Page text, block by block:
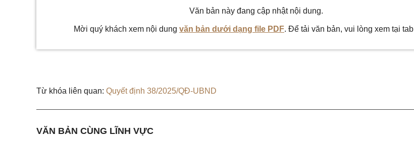
Văn bản này đang cập nhật nội dung.
Mời quý khách xem nội dung văn bản dưới dạng file PDF. Để tải văn bản, vui lòng xem tại tab
Từ khóa liên quan: Quyết định 38/2025/QĐ-UBND
VĂN BẢN CÙNG LĨNH VỰC